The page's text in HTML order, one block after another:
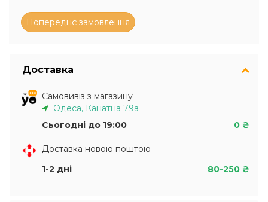
Доставка
Самовивіз з магазину
Одеса, Канатна 79а
Сьогодні до 19:00
0 ₴
Доставка новою поштою
1-2 дні
80-250 ₴